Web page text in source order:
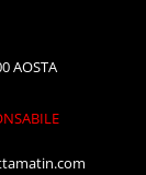
AOSTA